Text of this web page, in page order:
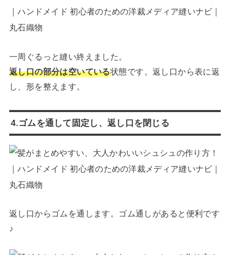
一周ぐるっと縫い終えました。
返し口の部分は空いている状態です。返し口から表に返
し、形を整えます。
4.ゴムを通して固定し、返し口を閉じる
返し口からゴムを通します。ゴム通しがあると便利です
♪